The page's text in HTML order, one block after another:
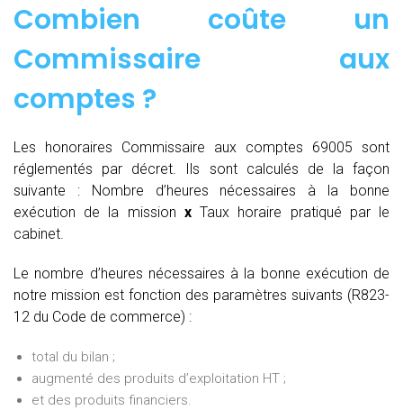
Combien coûte un
Commissaire aux
comptes ?
Les honoraires Commissaire aux comptes 69005 sont
réglementés par décret. Ils sont calculés de la façon
suivante :
Nombre d’heures nécessaires à la bonne
exécution de la mission xTaux horaire pratiqué par le
cabinet.
Le nombre d’heures nécessaires à la bonne exécution de
notre mission est fonction des paramètres suivants (R823-
12 du Code de commerce) :
total du bilan ;
augmenté des produits d’exploitation HT ;
et des produits financiers.